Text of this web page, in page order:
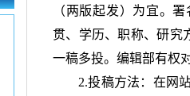
（两版起发）为宜。
贯、学历、职称、研究
一稿多投。编辑部有权
2.投稿方法：在网